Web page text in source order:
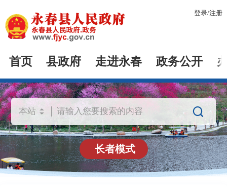
登录/注册
首页 县政府 走进永春 政务公开

长者模式